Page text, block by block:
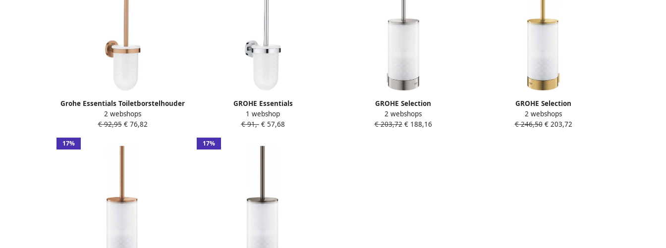
Grohe Essentials Toiletborstelhouder
wandmontage rond open brushed
warm sunset 40374dl1
2 webshops
€ 92,95€ 76,82
GROHE Essentials
closetborstelgarnituur wandmontage
verchroomd met inzet hxbxd
1 webshop
€ 91,-€ 57,68
GROHE Selection
closetborstelgarnituur wandmontage
ronde buis met inzet hxbxd
2 webshops
€ 203,72€ 188,16
GROHE Selection
closetborstelgarnituur wandmontage
ronde buis met inzet hxbxd
2 webshops
€ 246,50€ 203,72
17% 17%